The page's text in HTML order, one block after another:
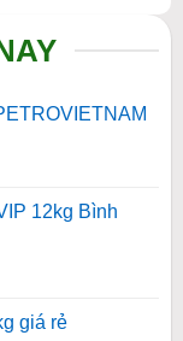
12kg Bình
giá rẻ